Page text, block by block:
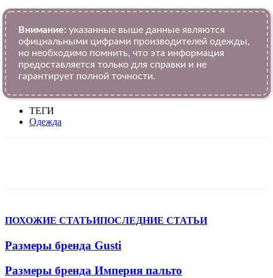
Внимание: указанные выше данные являются
официальными цифрами производителей одежды,
но необходимо помнить, что эта информация
предоставляется только для справки и не
гарантирует полной точности.
ТЕГИ
Одежда
ПОХОЖИЕ СТАТЬИПОСЛЕДНИЕ СТАТЬИ
Размеры бренда Gusti
Размеры бренда Империя пальто